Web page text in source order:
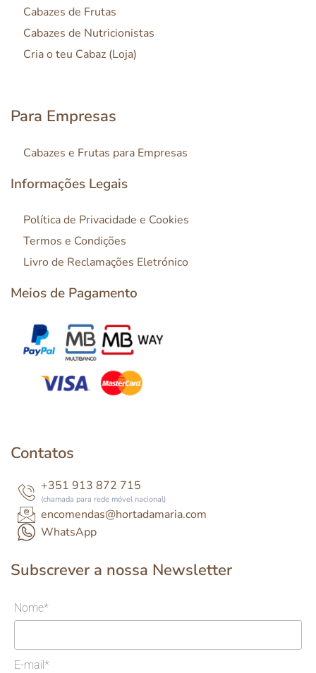
Cabazes de Frutas
Cabazes de Nutricionistas
Cria o teu Cabaz (Loja)
Para Empresas
Cabazes e Frutas para Empresas
Informações Legais
Política de Privacidade e Cookies
Termos e Condições
Livro de Reclamações Eletrónico
Meios de Pagamento
Contatos
+351 913 872 715
(chamada para rede móvel nacional)
encomendas@hortadamaria.com
WhatsApp
Subscrever a nossa Newsletter
Nome*
E-mail*